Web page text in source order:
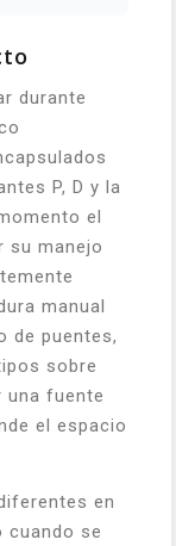
durante
P, D y la
el
su manejo
manual
de puentes,
sobre
una fuente
el espacio
en
cuando se